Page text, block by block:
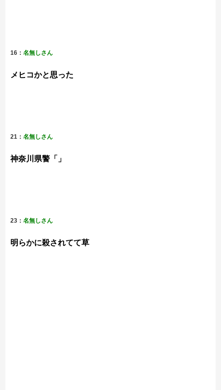
16：名無しさん
メヒコかと思った
21：名無しさん
神奈川県警「」
23：名無しさん
明らかに殺されてて草